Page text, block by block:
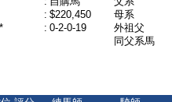
: $220,450
: 0-2-0-19
母系
外祖父
同父系馬